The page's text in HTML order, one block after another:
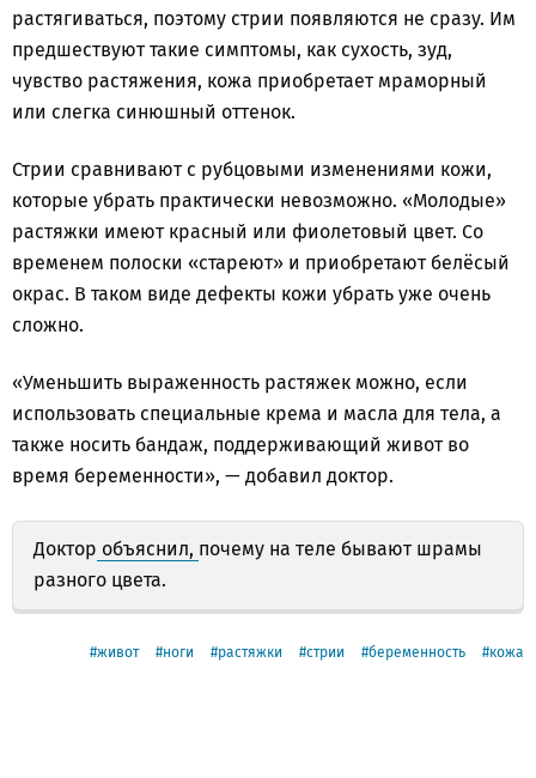
растягиваться, поэтому стрии появляются не сразу. Им
предшествуют такие симптомы, как сухость, зуд,
чувство растяжения, кожа приобретает мраморный
или слегка синюшный оттенок.
Стрии сравнивают с рубцовыми изменениями кожи,
которые убрать практически невозможно. «Молодые»
растяжки имеют красный или фиолетовый цвет. Со
временем полоски «стареют» и приобретают белёсый
окрас. В таком виде дефекты кожи убрать уже очень
сложно.
«Уменьшить выраженность растяжек можно, если
использовать специальные крема и масла для тела, а
также носить бандаж, поддерживающий живот во
время беременности», — добавил доктор.
Доктор объяснил, почему на теле бывают шрамы
разного цвета.
живот ноги растяжки стрии беременность кожа